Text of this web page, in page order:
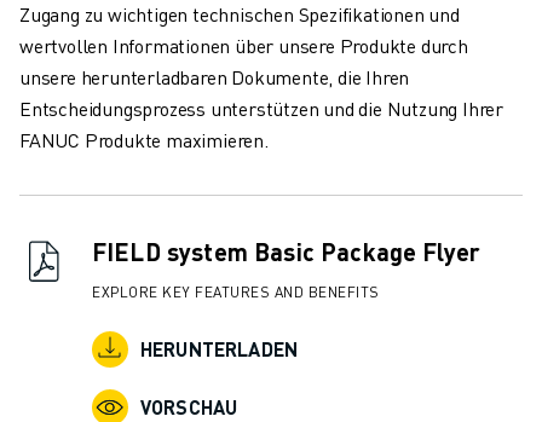
Zugang zu wichtigen technischen Spezifikationen und
wertvollen Informationen über unsere Produkte durch
unsere herunterladbaren Dokumente, die Ihren
Entscheidungsprozess unterstützen und die Nutzung Ihrer
FANUC Produkte maximieren.
FIELD system Basic Package Flyer
EXPLORE KEY FEATURES AND BENEFITS
HERUNTERLADEN
VORSCHAU